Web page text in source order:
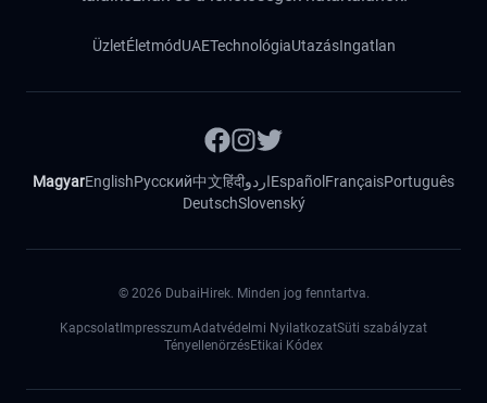
ÜzletÉletmódUAETechnológiaUtazásIngatlan
MagyarEnglishРусский中文हिंदीاردوEspañol FrançaisPortuguês
DeutschSlovenský
© 2026 DubaiHirek. Minden jog fenntartva.
Kapcsolat ImpresszumAdatvédelmi NyilatkozatSüti szabályzat
TényellenörzésEtikai Kódex